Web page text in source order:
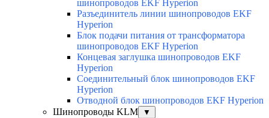
шинопроводов EKF Hyperion
Разъединитель линии шинопроводов EKF
Hyperion
Блок подачи питания от трансформатора
шинопроводов EKF Hyperion
Концевая заглушка шинопроводов EKF
Hyperion
Соединительный блок шинопроводов EKF
Hyperion
Отводной блок шинопроводов EKF Hyperion
Шинопроводы KLM
▼